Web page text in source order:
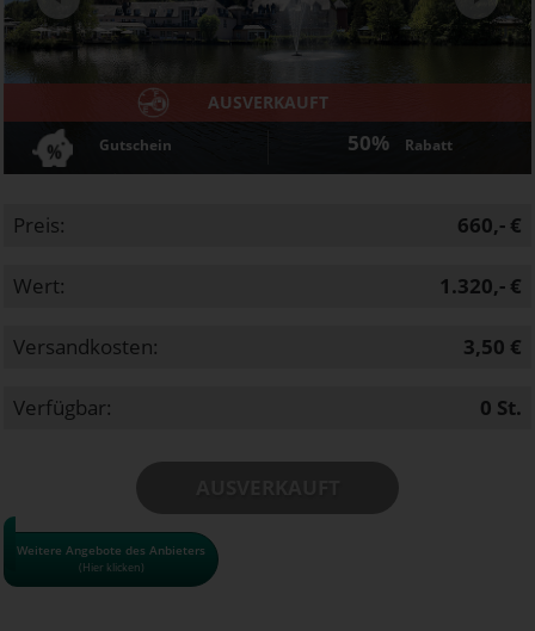
AUSVERKAUFT
Gutschein 50% Rabatt
Preis: 660,- €
Wert: 1.320,- €
Versandkosten: 3,50 €
Verfügbar: 0 St.
Weitere Angebote des Anbieters
(Hier klicken)
• Alle Gutscheine und Tickets nur solange der Vorrat reicht!
• Pro Haushalt kann maximal 1 Gutschein bestellt werden